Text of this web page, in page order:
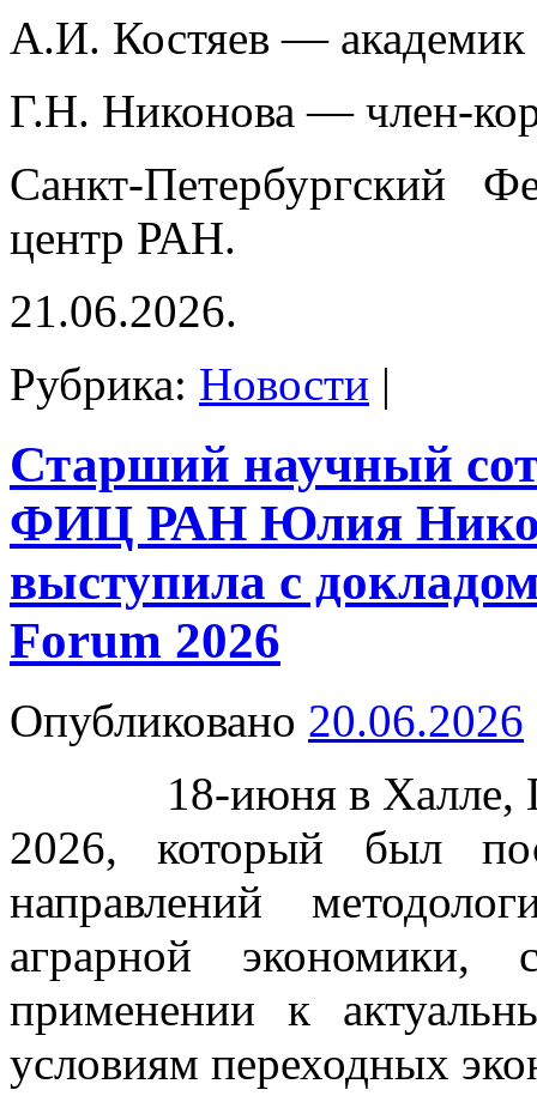
А.И. Костяев —
Г.Н. Никонова — член-
Санкт-Петербургский
центр РАН.
21.06.2026.
Рубрика: Новости |
Старший научный
ФИЦ РАН Юлия
выступила с
Forum 2026
Опубликовано 20.06.2026
18-июня в Халле,
2026, который был
направлений
аграрной
применении к
условиям переходных